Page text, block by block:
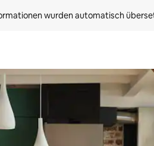
wurden automatisch